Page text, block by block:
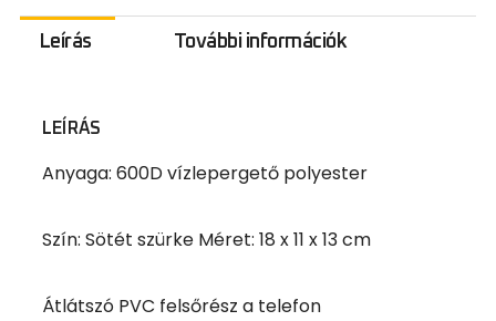
Leírás További információk
LEÍRÁS
Anyaga: 600D vízlepergető polyester
Szín: Sötét szürke Méret: 18 x 11 x 13 cm
Átlátszó PVC felsőrész a telefon